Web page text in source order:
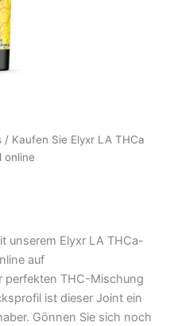
/ Kaufen Sie Elyxr LA THCa
online
unserem Elyxr LA THCa-
auf
perfekten THC-Mischung
ist dieser Joint ein
Gönnen Sie sich noch